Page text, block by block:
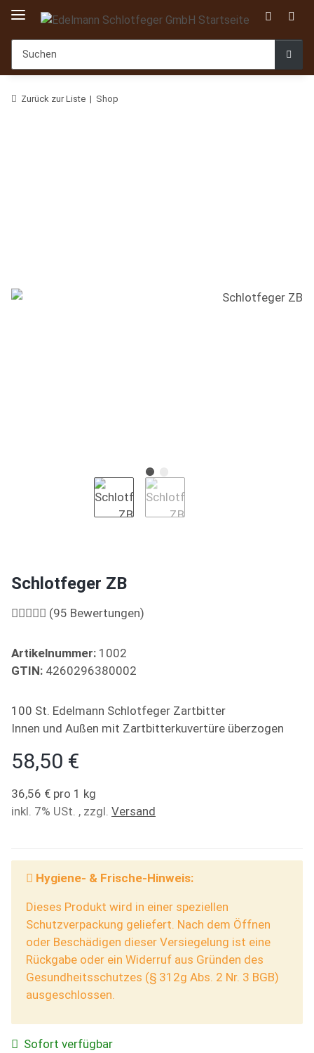
Zurück zur Liste Shop
Schlotfeger ZB
(95 Bewertungen)
Artikelnummer: 1002
GTIN: 4260296380002
100 St. Edelmann Schlotfeger Zartbitter
Innen und Außen mit Zartbitterkuvertüre überzogen
58,50 €
36,56 € pro 1 kg
inkl. 7% USt. , zzgl. Versand
Hygiene- & Frische-Hinweis:
Dieses Produkt wird in einer speziellen
Schutzverpackung geliefert. Nach dem Öffnen
oder Beschädigen dieser Versiegelung ist eine
Rückgabe oder ein Widerruf aus Gründen des
Gesundheitsschutzes (§ 312g Abs. 2 Nr. 3 BGB)
ausgeschlossen.
Sofort verfügbar